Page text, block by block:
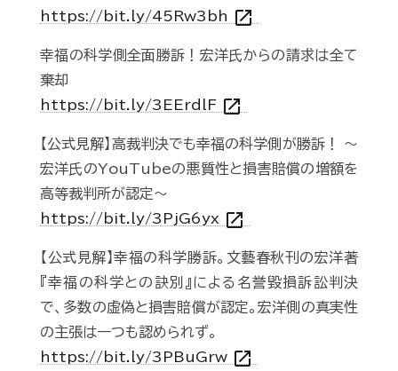
https://bit.ly/45Rw3bh open_in_new
幸福の科学側全面勝訴！宏洋氏からの請求は全て
棄却
https://bit.ly/3EErdlF open_in_new
【公式見解】高裁判決でも幸福の科学側が勝訴！ ～
宏洋氏のYouTubeの悪質性と損害賠償の増額を
高等裁判所が認定～
https://bit.ly/3PjG6yx open_in_new
【公式見解】幸福の科学勝訴。文藝春秋刊の宏洋著
『幸福の科学との訣別』による名誉毀損訴訟判決
で、多数の虚偽と損害賠償が認定。宏洋側の真実性
の主張は一つも認められず。
https://bit.ly/3PBuGrw open_in_new